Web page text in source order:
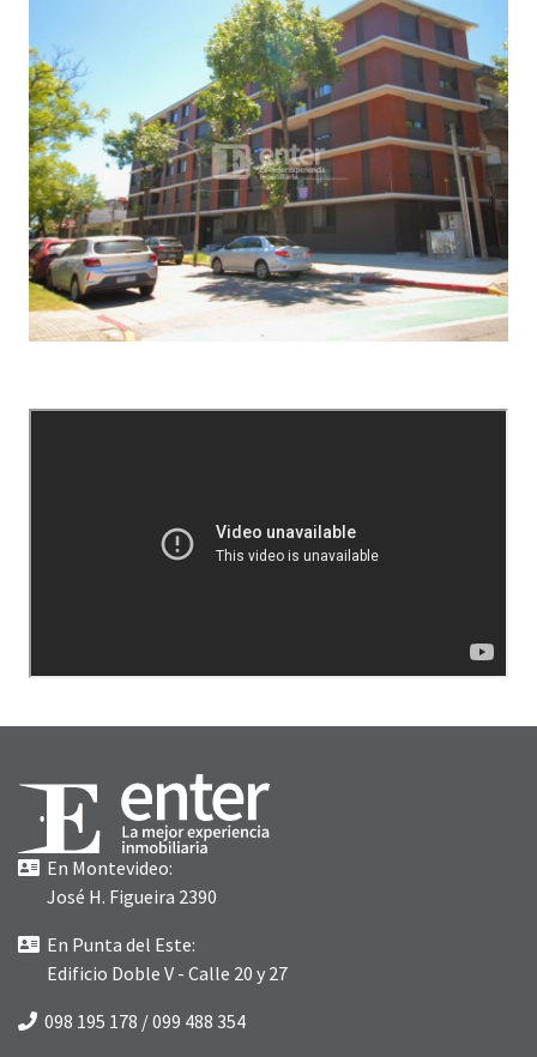
En Montevideo:
José H. Figueira 2390
En Punta del Este:
Edificio Doble V - Calle 20 y 27
098 195 178 /099 488 354